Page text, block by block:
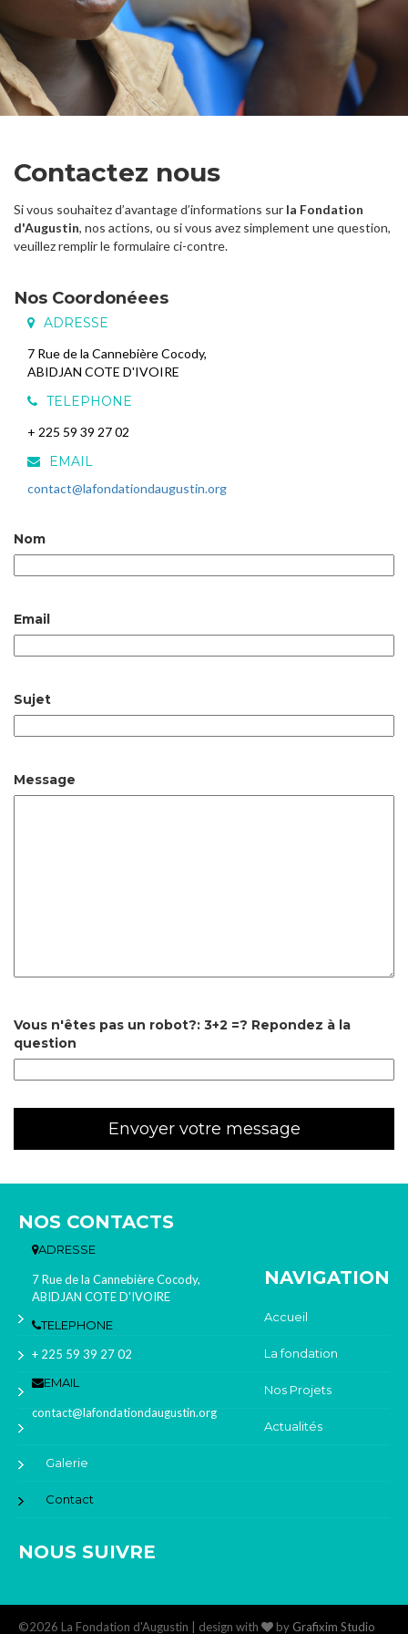
Contactez nous
Si vous souhaitez d’avantage d’informations sur la Fondation
d'Augustin, nos actions, ou si vous avez simplement une question,
veuillez remplir le formulaire ci-contre.
Nos Coordonéees
ADRESSE
7 Rue de la Cannebière Cocody,
ABIDJAN COTE D'IVOIRE
TELEPHONE
+ 225 59 39 27 02
EMAIL
contact@lafondationdaugustin.org
Nom
Email
Sujet
Message
Vous n'êtes pas un robot?: 3+2 =? Repondez à la
question
NOS CONTACTS
ADRESSE
7 Rue de la Cannebière Cocody,
ABIDJAN COTE D'IVOIRE
TELEPHONE
+ 225 59 39 27 02
EMAIL
contact@lafondationdaugustin.org
NAVIGATION
Accueil
La fondation
Nos Projets
Actualités
Galerie
Contact
NOUS SUIVRE
©2026 La Fondation d'Augustin | design with by Grafixim Studio